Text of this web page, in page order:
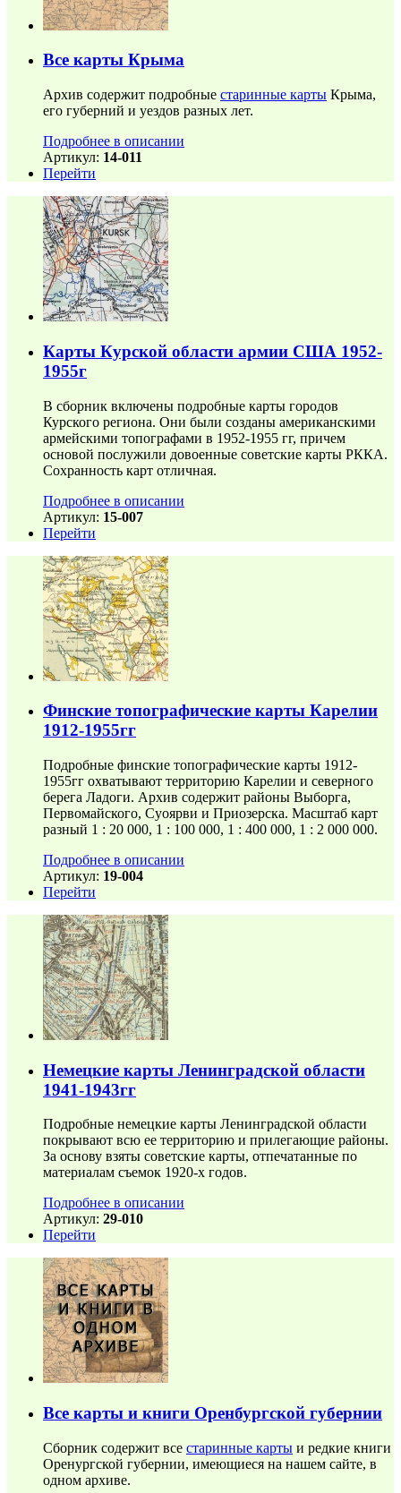
Все карты Крыма
Архив содержит подробные старинные карты Крыма,
его губерний и уездов разных лет.
Подробнее в описании
Артикул: 14-011
Перейти
Карты Курской области армии США 1952-
1955г
В сборник включены подробные карты городов
Курского региона. Они были созданы американскими
армейскими топографами в 1952-1955 гг, причем
основой послужили довоенные советские карты РККА.
Сохранность карт отличная.
Подробнее в описании
Артикул: 15-007
Перейти
Финские топографические карты Карелии
1912-1955гг
Подробные финские топографические карты 1912-
1955гг охватывают территорию Карелии и северного
берега Ладоги. Архив содержит районы Выборга,
Первомайского, Суоярви и Приозерска. Масштаб карт
разный 1 : 20 000, 1 : 100 000, 1 : 400 000, 1 : 2 000 000.
Подробнее в описании
Артикул: 19-004
Перейти
Немецкие карты Ленинградской области
1941-1943гг
Подробные немецкие карты Ленинградской области
покрывают всю ее территорию и прилегающие районы.
За основу взяты советские карты, отпечатанные по
материалам съемок 1920-х годов.
Подробнее в описании
Артикул: 29-010
Перейти
Все карты и книги Оренбургской губернии
Сборник содержит все старинные карты и редкие книги
Оренургской губернии, имеющиеся на нашем сайте, в
одном архиве.